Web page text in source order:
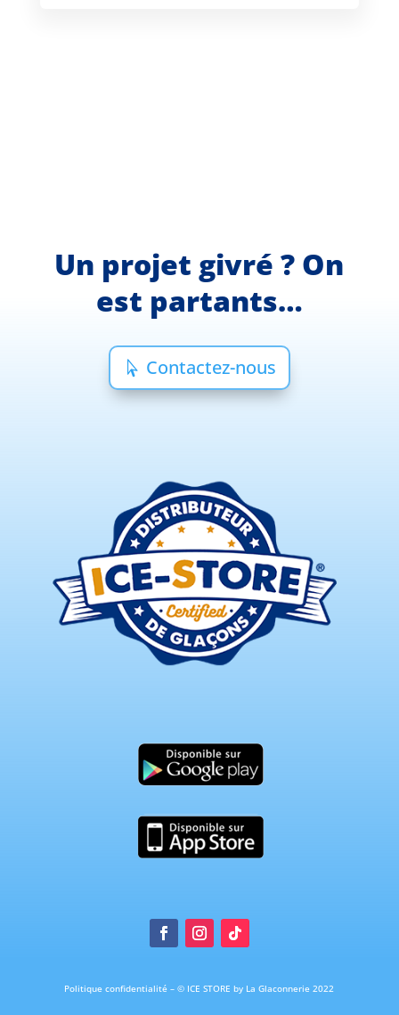
Un projet givré ? On
est partants…
Contactez-nous
Politique confidentialité–© ICE STORE by La Glaconnerie 2022